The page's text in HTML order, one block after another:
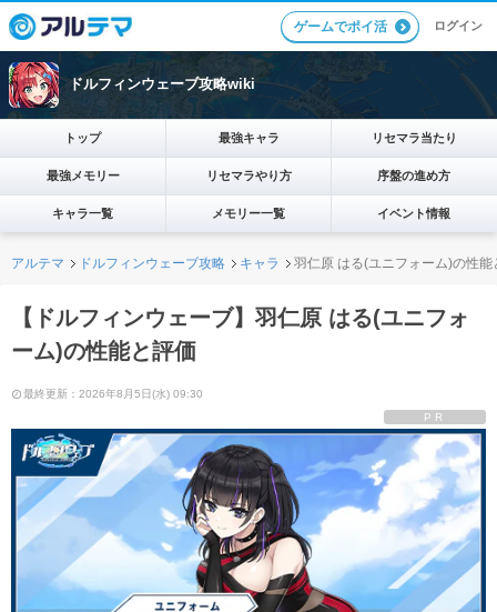
ゲームでポイ活 ログイン
ドルフィンウェーブ攻略wiki
トップ 最強キャラ リセマラ当たり
最強メモリー リセマラやり方 序盤の進め方
キャラ一覧 メモリー一覧 イベント情報
アルテマ ドルフィンウェーブ攻略 キャラ 羽仁原 はる(ユニフォーム)の性能
【ドルフィンウェーブ】羽仁原 はる(ユニフォ
ーム)の性能と評価
最終更新：2026年8月5日(水) 09:30
PR